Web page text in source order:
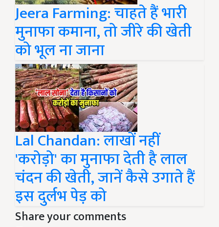
Jeera Farming: चाहते हैं भारी
मुनाफा कमाना, तो जीरे की खेती
को भूल ना जाना
Lal Chandan: लाखों नहीं
'करोड़ो' का मुनाफा देती है लाल
चंदन की खेती, जानें कैसे उगाते हैं
इस दुर्लभ पेड़ को
Share your comments